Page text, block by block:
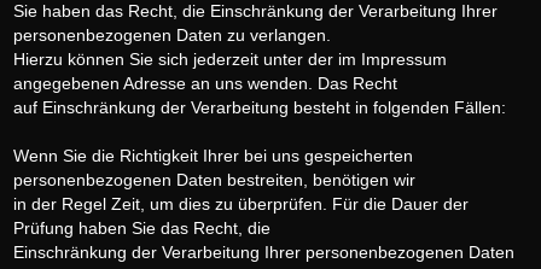
Sie haben das Recht, die Einschränkung der Verarbeitung Ihrer
personenbezogenen Daten zu verlangen.
Hierzu können Sie sich jederzeit unter der im Impressum
angegebenen Adresse an uns wenden. Das Recht
auf Einschränkung der Verarbeitung besteht in folgenden Fällen:
Wenn Sie die Richtigkeit Ihrer bei uns gespeicherten
personenbezogenen Daten bestreiten, benötigen wir
in der Regel Zeit, um dies zu überprüfen. Für die Dauer der
Prüfung haben Sie das Recht, die
Einschränkung der Verarbeitung Ihrer personenbezogenen Daten